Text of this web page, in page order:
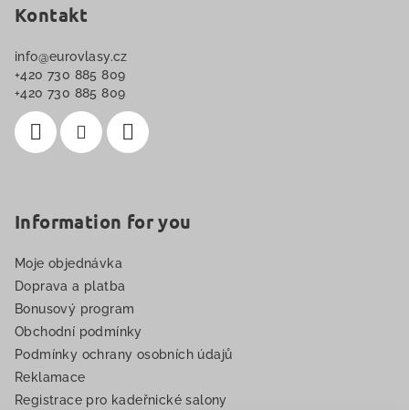
Kontakt
info@eurovlasy.cz
+420 730 885 809
+420 730 885 809
Information for you
Moje objednávka
Doprava a platba
Bonusový program
Obchodní podmínky
Podmínky ochrany osobních údajů
Reklamace
Registrace pro kadeřnické salony